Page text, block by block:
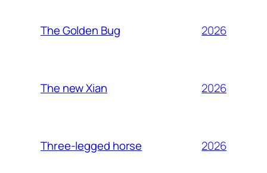
The Golden Bug 2026
The new Xian 2026
Three-legged horse 2026